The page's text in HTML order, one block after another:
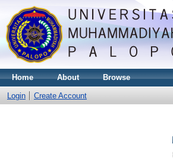
Home About Browse
Login Create Account